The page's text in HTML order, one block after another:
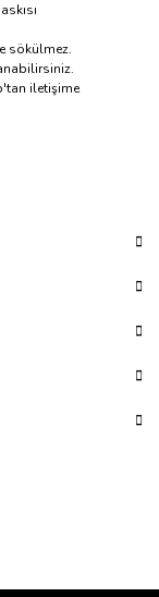
sökülmez.
iletişime